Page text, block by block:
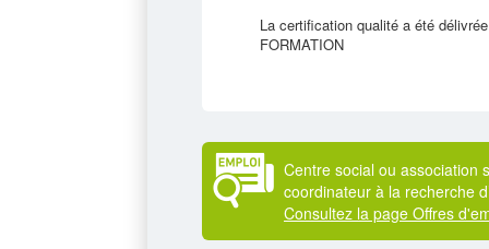
La certification qualité a été
FORMATION
Centre social ou association
coordinateur à la recherche
Consultez la page Offres